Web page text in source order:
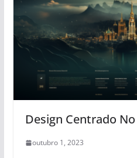
Design Centrado
outubro 1, 2023